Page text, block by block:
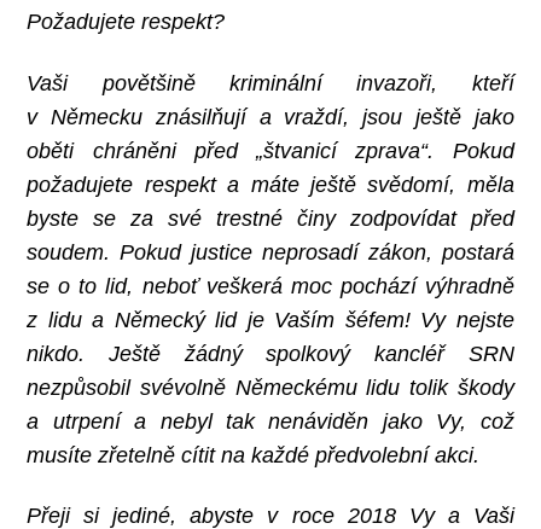
Požadujete respekt?
Vaši povětšině kriminální invazoři, kteří
v Německu znásilňují a vraždí, jsou ještě jako
oběti chráněni před „štvanicí zprava“. Pokud
požadujete respekt a máte ještě svědomí, měla
byste se za své trestné činy zodpovídat před
soudem. Pokud justice neprosadí zákon, postará
se o to lid, neboť veškerá moc pochází výhradně
z lidu a Německý lid je Vaším šéfem! Vy nejste
nikdo. Ještě žádný spolkový kancléř SRN
nezpůsobil svévolně Německému lidu tolik škody
a utrpení a nebyl tak nenáviděn jako Vy, což
musíte zřetelně cítit na každé předvolební akci.
Přeji si jediné, abyste v roce 2018 Vy a Vaši